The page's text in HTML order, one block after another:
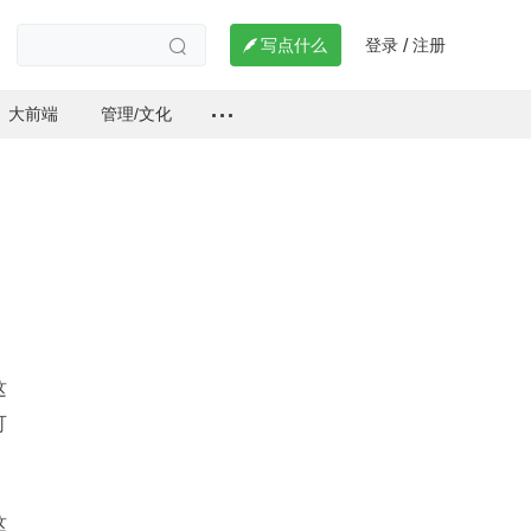
  写点什么 登录 / 注册
大前端 管理/文化